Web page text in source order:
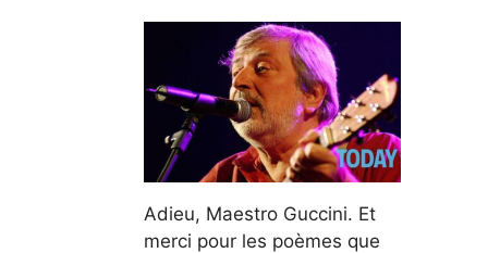
Adieu, Maestro Guccini. Et
merci pour les poèmes que